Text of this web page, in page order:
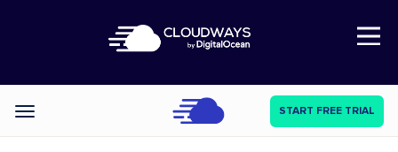
Open Nav
Categories START FREE TRIAL